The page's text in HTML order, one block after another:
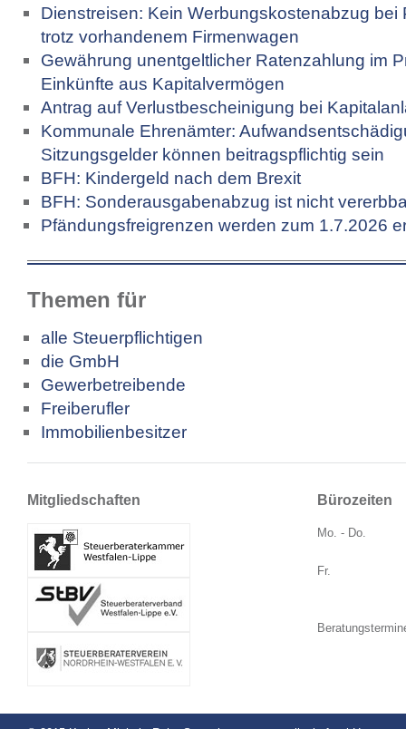
Dienstreisen: Kein Werbungskostenabzug bei
trotz vorhandenem Firmenwagen
Gewährung unentgeltlicher Ratenzahlung im
Einkünfte aus Kapitalvermögen
Antrag auf Verlustbescheinigung bei
Kommunale Ehrenämter:
Sitzungsgelder können beitragspflichtig sein
BFH: Kindergeld nach dem Brexit
BFH: Sonderausgabenabzug ist nicht
Pfändungsfreigrenzen werden zum 1.7.2026
Themen für
alle Steuerpflichtigen
die GmbH
Gewerbetreibende
Freiberufler
Immobilienbesitzer
Mitgliedschaften Bürozeiten
Mo. - Do.
Fr.